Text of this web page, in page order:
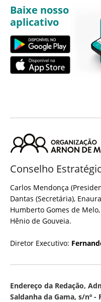
Baixe nosso
aplicativo
Conselho
Carlos Mendonça
Dantas (Secretária),
Humberto Gomes de
Hênio de Gouveia.
Diretor Executivo:
Endereço da Redação,
Saldanha da Gama, s/nº -